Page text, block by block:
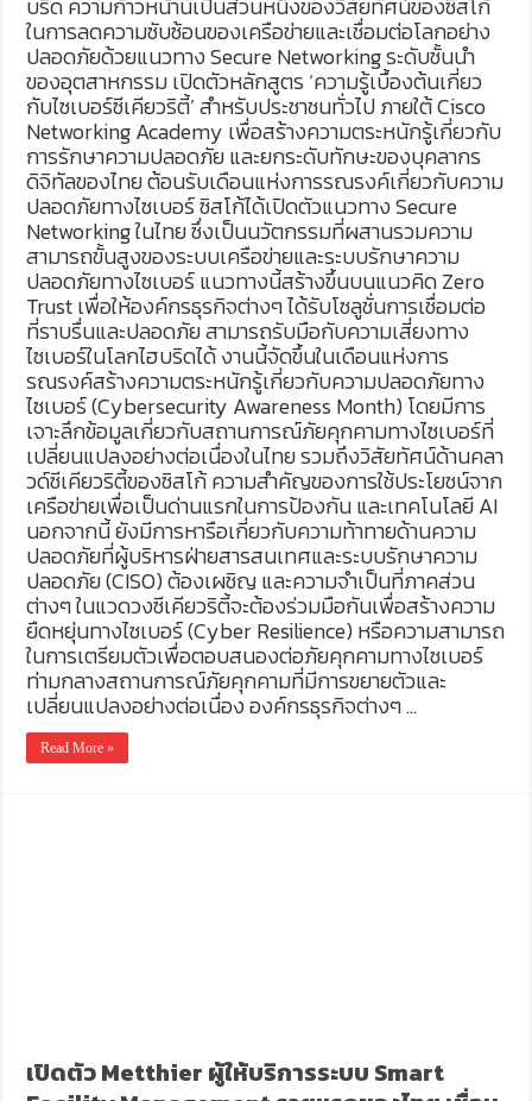
ในการลดความซับซ้อนของเครือข่ายและเชื่อมต่อโลกอย่าง
ปลอดภัยด้วยแนวทาง Secure Networking ระดับชั้นนำ
ของอุตสาหกรรม เปิดตัวหลักสูตร ‘ความรู้เบื้องต้นเกี่ยว
กับไซเบอร์ซีเคียวริตี้’ สำหรับประชาชนทั่วไป ภายใต้ Cisco
Networking Academy เพื่อสร้างความตระหนักรู้เกี่ยวกับ
การรักษาความปลอดภัย และยกระดับทักษะของบุคลากร
ดิจิทัลของไทย ต้อนรับเดือนแห่งการรณรงค์เกี่ยวกับความ
ปลอดภัยทางไซเบอร์ ซิสโก้ได้เปิดตัวแนวทาง Secure
Networking ในไทย ซึ่งเป็นนวัตกรรมที่ผสานรวมความ
สามารถขั้นสูงของระบบเครือข่ายและระบบรักษาความ
ปลอดภัยทางไซเบอร์ แนวทางนี้สร้างขึ้นบนแนวคิด Zero
Trust เพื่อให้องค์กรธุรกิจต่างๆ ได้รับโซลูชั่นการเชื่อมต่อ
ที่ราบรื่นและปลอดภัย สามารถรับมือกับความเสี่ยงทาง
ไซเบอร์ในโลกไฮบริดได้ งานนี้จัดขึ้นในเดือนแห่งการ
รณรงค์สร้างความตระหนักรู้เกี่ยวกับความปลอดภัยทาง
ไซเบอร์ (Cybersecurity Awareness Month) โดยมีการ
เจาะลึกข้อมูลเกี่ยวกับสถานการณ์ภัยคุกคามทางไซเบอร์ที่
เปลี่ยนแปลงอย่างต่อเนื่องในไทย รวมถึงวิสัยทัศน์ด้านคลา
วด์ซีเคียวริตี้ของซิสโก้ ความสำคัญของการใช้ประโยชน์จาก
เครือข่ายเพื่อเป็นด่านแรกในการป้องกัน และเทคโนโลยี AI
นอกจากนี้ ยังมีการหารือเกี่ยวกับความท้าทายด้านความ
ปลอดภัยที่ผู้บริหารฝ่ายสารสนเทศและระบบรักษาความ
ปลอดภัย (CISO) ต้องเผชิญ และความจำเป็นที่ภาคส่วน
ต่างๆ ในแวดวงซีเคียวริตี้จะต้องร่วมมือกันเพื่อสร้างความ
ยืดหยุ่นทางไซเบอร์ (Cyber Resilience) หรือความสามารถ
ในการเตรียมตัวเพื่อตอบสนองต่อภัยคุกคามทางไซเบอร์
ท่ามกลางสถานการณ์ภัยคุกคามที่มีการขยายตัวและ
เปลี่ยนแปลงอย่างต่อเนื่อง องค์กรธุรกิจต่างๆ …
Read More »
เปิดตัว Metthier ผู้ให้บริการระบบ Smart